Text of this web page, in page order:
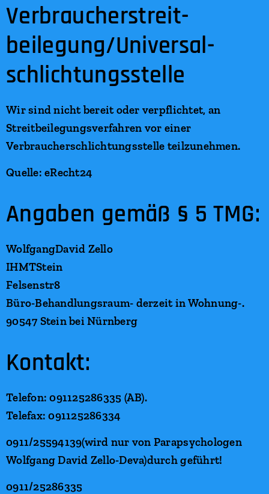
Verbraucher­streit­
beilegung/Universal­
schlichtungs­stelle
Wir sind nicht bereit oder verpflichtet, an
Streitbeilegungsverfahren vor einer
Verbraucherschlichtungsstelle teilzunehmen.
Quelle: eRecht24
Angaben gemäß § 5 TMG:
WolfgangDavid Zello
IHMTStein
Felsenstr8
Büro-Behandlungsraum- derzeit in Wohnung-.
90547 Stein bei Nürnberg
Kontakt:
Telefon: 091125286335 (AB).
Telefax: 091125286334
0911/25594139(wird nur von Parapsychologen
Wolfgang David Zello-Deva)durch geführt!
0911/25286335